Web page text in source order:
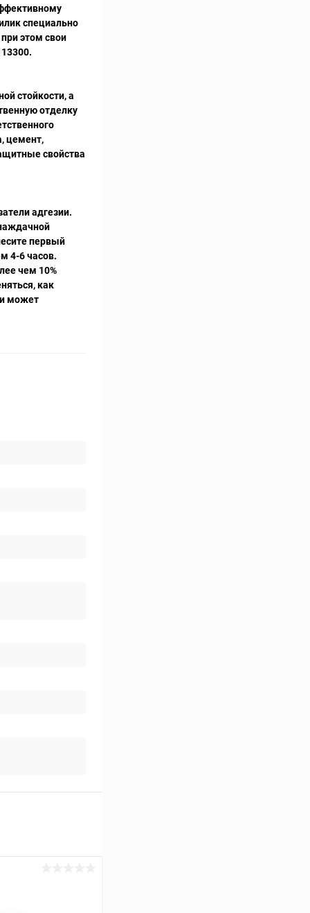
специально
этом свои
стойкости, а
отделку
цемент,
свойства
адгезии.
первый
4-6 часов.
чем 10%
как
может